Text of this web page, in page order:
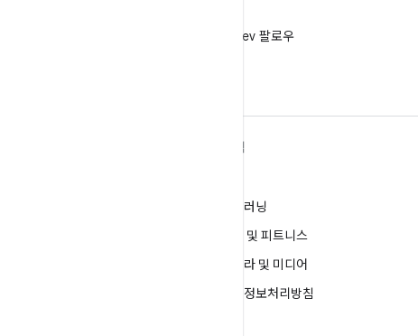
X에서 @AndroidDev 팔로우
탐색
머신러닝
건강 및 피트니스
카메라 및 미디어
개인정보처리방침